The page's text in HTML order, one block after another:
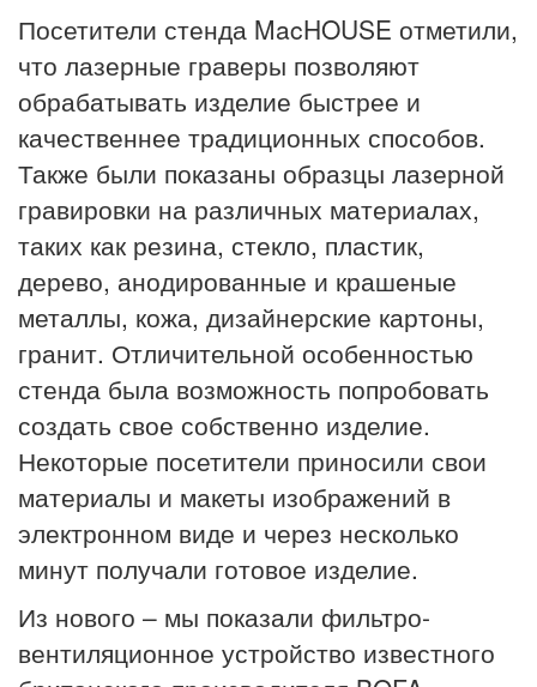
Посетители стенда MacHOUSE отметили,
что лазерные граверы позволяют
обрабатывать изделие быстрее и
качественнее традиционных способов.
Также были показаны образцы лазерной
гравировки на различных материалах,
таких как резина, стекло, пластик,
дерево, анодированные и крашеные
металлы, кожа, дизайнерские картоны,
гранит. Отличительной особенностью
стенда была возможность попробовать
создать свое собственно изделие.
Некоторые посетители приносили свои
материалы и макеты изображений в
электронном виде и через несколько
минут получали готовое изделие.
Из нового – мы показали фильтро-
вентиляционное устройство известного